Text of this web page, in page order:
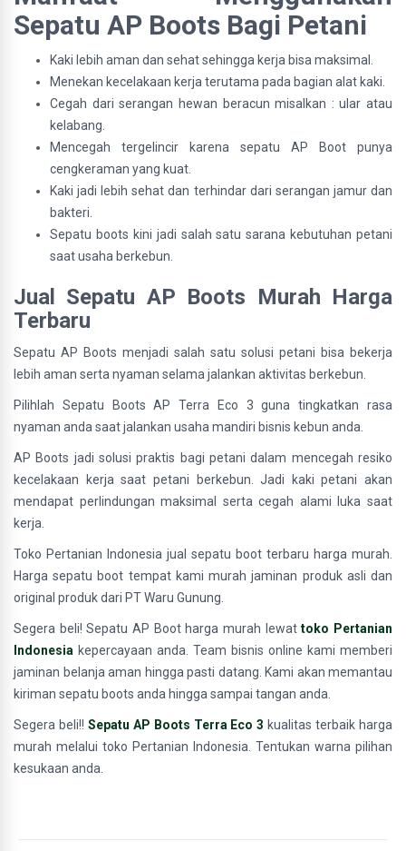
Sepatu AP Boots Bagi Petani
Kaki lebih aman dan sehat sehingga kerja bisa maksimal.
Menekan kecelakaan kerja terutama pada bagian alat kaki.
Cegah dari serangan hewan beracun misalkan : ular atau
kelabang.
Mencegah tergelincir karena sepatu AP Boot punya
cengkeraman yang kuat.
Kaki jadi lebih sehat dan terhindar dari serangan jamur dan
bakteri.
Sepatu boots kini jadi salah satu sarana kebutuhan petani
saat usaha berkebun.
Jual Sepatu AP Boots Murah Harga
Terbaru
Sepatu AP Boots menjadi salah satu solusi petani bisa bekerja
lebih aman serta nyaman selama jalankan aktivitas berkebun.
Pilihlah Sepatu Boots AP Terra Eco 3 guna tingkatkan rasa
nyaman anda saat jalankan usaha mandiri bisnis kebun anda.
AP Boots jadi solusi praktis bagi petani dalam mencegah resiko
kecelakaan kerja saat petani berkebun. Jadi kaki petani akan
mendapat perlindungan maksimal serta cegah alami luka saat
kerja.
Toko Pertanian Indonesia jual sepatu boot terbaru harga murah.
Harga sepatu boot tempat kami murah jaminan produk asli dan
original produk dari PT Waru Gunung.
Segera beli! Sepatu AP Boot harga murah lewattoko Pertanian
Indonesia kepercayaan anda. Team bisnis online kami memberi
jaminan belanja aman hingga pasti datang. Kami akan memantau
kiriman sepatu boots anda hingga sampai tangan anda.
Segera beli!! Sepatu AP Boots Terra Eco 3 kualitas terbaik harga
murah melalui toko Pertanian Indonesia. Tentukan warna pilihan
kesukaan anda.